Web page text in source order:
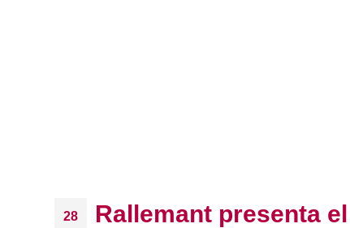
28 Rallemant presenta